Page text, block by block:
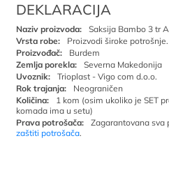
DEKLARACIJA
Naziv proizvoda:
Saksija Bambo 3 tr
Vrsta robe:
Proizvodi široke potrošnje.
Proizvođač:
Burdem
Zemlja porekla:
Severna Makedonija
Uvoznik:
Trioplast - Vigo com d.o.o.
Rok trajanja:
Neograničen
Količina:
1 kom (osim ukoliko je SET
komada ima u setu)
Prava potrošača:
Zagarantovana sva
zaštiti potrošača.